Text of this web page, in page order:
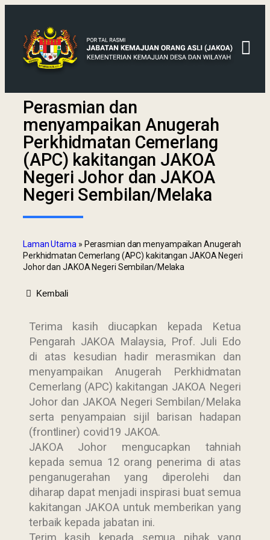
Perasmian dan
menyampaikan Anugerah
Perkhidmatan Cemerlang
(APC) kakitangan JAKOA
Negeri Johor dan JAKOA
Negeri Sembilan/Melaka
Laman Utama » Perasmian dan menyampaikan Anugerah
Perkhidmatan Cemerlang (APC) kakitangan JAKOA Negeri
Johor dan JAKOA Negeri Sembilan/Melaka
Kembali
Terima kasih diucapkan kepada Ketua
Pengarah JAKOA Malaysia, Prof. Juli Edo
di atas kesudian hadir merasmikan dan
menyampaikan Anugerah Perkhidmatan
Cemerlang (APC) kakitangan JAKOA Negeri
Johor dan JAKOA Negeri Sembilan/Melaka
serta penyampaian sijil barisan hadapan
(frontliner) covid19 JAKOA.
JAKOA Johor mengucapkan tahniah
kepada semua 12 orang penerima di atas
penganugerahan yang diperolehi dan
diharap dapat menjadi inspirasi buat semua
kakitangan JAKOA untuk memberikan yang
terbaik kepada jabatan ini.
Terim kasih kepada semua pihak yang